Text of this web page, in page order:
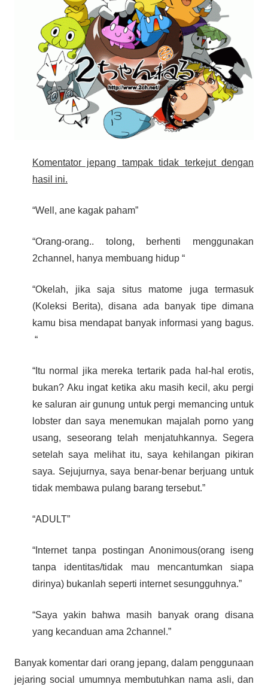
Komentator jepang tampak tidak terkejut dengan
hasil ini.
“Well, ane kagak paham”
“Orang-orang.. tolong, berhenti menggunakan
2channel, hanya membuang hidup “
“Okelah, jika saja situs matome juga termasuk
(Koleksi Berita), disana ada banyak tipe dimana
kamu bisa mendapat banyak informasi yang bagus.
“
“Itu normal jika mereka tertarik pada hal-hal erotis,
bukan? Aku ingat ketika aku masih kecil, aku pergi
ke saluran air gunung untuk pergi memancing untuk
lobster dan saya menemukan majalah porno yang
usang, seseorang telah menjatuhkannya. Segera
setelah saya melihat itu, saya kehilangan pikiran
saya. Sejujurnya, saya benar-benar berjuang untuk
tidak membawa pulang barang tersebut.”
“ADULT”
“Internet tanpa postingan Anonimous(orang iseng
tanpa identitas/tidak mau mencantumkan siapa
dirinya) bukanlah seperti internet sesungguhnya.”
“Saya yakin bahwa masih banyak orang disana
yang kecanduan ama 2channel.”
Banyak komentar dari orang jepang, dalam penggunaan
jejaring social umumnya membutuhkan nama asli, dan